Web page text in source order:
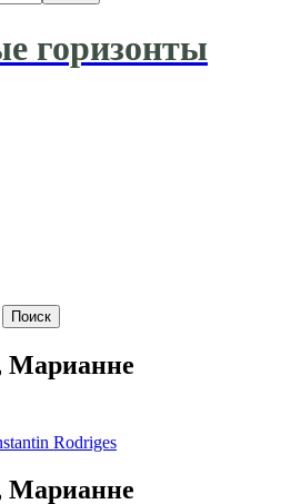
горизонты
Марианне
Rodriges
Марианне